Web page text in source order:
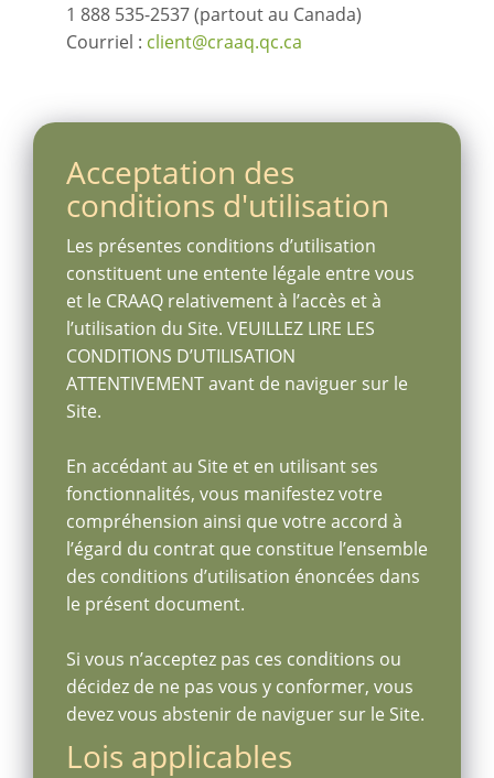
1 888 535-2537 (partout au Canada)
Courriel : client@craaq.qc.ca
Acceptation des
conditions d'utilisation
Les présentes conditions d’utilisation
constituent une entente légale entre vous
et le CRAAQ relativement à l’accès et à
l’utilisation du Site. VEUILLEZ LIRE LES
CONDITIONS D’UTILISATION
ATTENTIVEMENT avant de naviguer sur le
Site.
En accédant au Site et en utilisant ses
fonctionnalités, vous manifestez votre
compréhension ainsi que votre accord à
l’égard du contrat que constitue l’ensemble
des conditions d’utilisation énoncées dans
le présent document.
Si vous n’acceptez pas ces conditions ou
décidez de ne pas vous y conformer, vous
devez vous abstenir de naviguer sur le Site.
Lois applicables